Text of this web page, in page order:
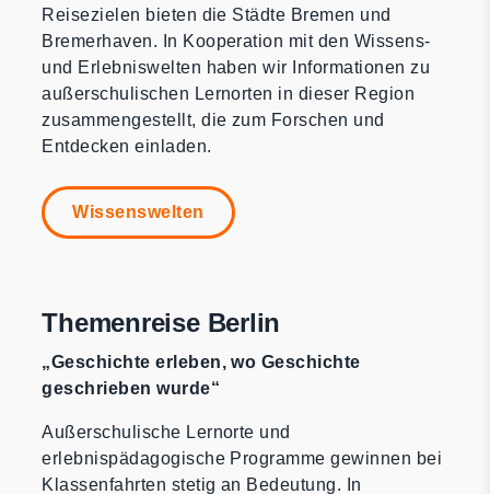
Reisezielen bieten die Städte Bremen und
Bremerhaven. In Kooperation mit den Wissens-
und Erlebniswelten haben wir Informationen zu
außerschulischen Lernorten in dieser Region
zusammengestellt, die zum Forschen und
Entdecken einladen.
Wissenswelten
Themenreise Berlin
„Geschichte erleben, wo Geschichte
geschrieben wurde“
Außerschulische Lernorte und
erlebnispädagogische Programme gewinnen bei
Klassenfahrten stetig an Bedeutung. In